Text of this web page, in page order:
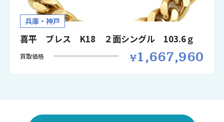
兵庫・神戸
喜平 ブレス K18 ２面シングル 103.6ｇ
買取価格 1,667,960